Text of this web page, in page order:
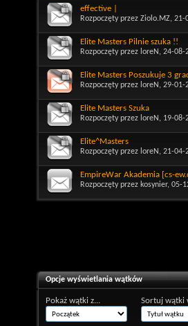
effective |
Rozpoczęty przez Ziolo.MZ, 21-
Elite Masters Pilnie szuka !!
Rozpoczęty przez loreN , 24-08-
Elite Masters Poszukuje 3
Rozpoczęty przez loreN , 29-01-
Elite Masters Szuka
Rozpoczęty przez loreN , 19-08-
Elite^Masters
Rozpoczęty przez loreN , 21-04-
EmpireWar Akademia [cs-
Rozpoczęty przez kosynier, 05-
Opcje wyświetlania wątków
Pokaż wątki z... Sortuj wątki